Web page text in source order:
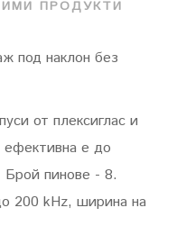
ПРОДУКТИ
под наклон без
от плексиглас и
е до
пинове - 8.
200 kHz, ширина на